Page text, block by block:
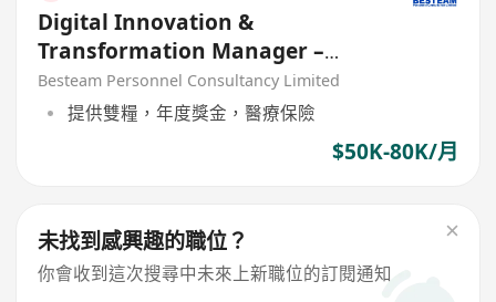
Digital Innovation &
Transformation Manager –
Manufacturing
Besteam Personnel Consultancy Limited
提供雙糧，年度獎金，醫療保險
$50K-80K/月
未找到感興趣的職位？
你會收到這次搜尋中未來上新職位的訂閱通知